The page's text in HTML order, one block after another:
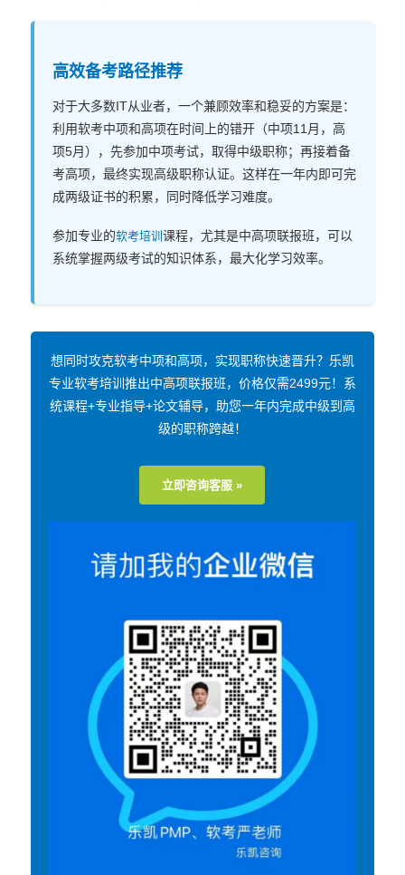
高效备考路径推荐
对于大多数IT从业者，一个兼顾效率和稳妥的方案是：
利用软考中项和高项在时间上的错开（中项11月，高
项5月），先参加中项考试，取得中级职称；再接着备
考高项，最终实现高级职称认证。这样在一年内即可完
成两级证书的积累，同时降低学习难度。
参加专业的软考培训 课程，尤其是中高项联报班，可以
系统掌握两级考试的知识体系，最大化学习效率。
想同时攻克软考中项和高项，实现职称快速晋升？乐凯
专业软考培训推出中高项联报班，价格仅需2499元！系
统课程+专业指导+论文辅导，助您一年内完成中级到高
级的职称跨越！
立即咨询客服 »